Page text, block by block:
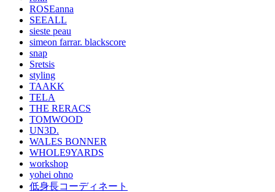
ROSEanna
SEEALL
sieste peau
simeon farrar. blackscore
snap
Sretsis
styling
TAAKK
TELA
THE RERACS
TOMWOOD
UN3D.
WALES BONNER
WHOLE9YARDS
workshop
yohei ohno
低身長コーディネート